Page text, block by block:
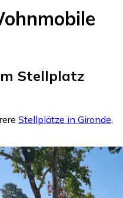
Stellplatz
Stellplätze in Gironde,